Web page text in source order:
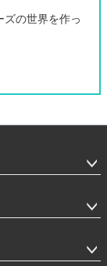
ズの世界を作っ